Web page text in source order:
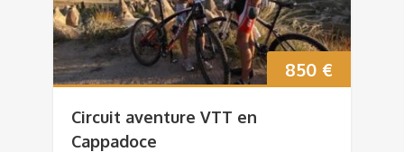
850 €
Circuit aventure VTT en
Cappadoce